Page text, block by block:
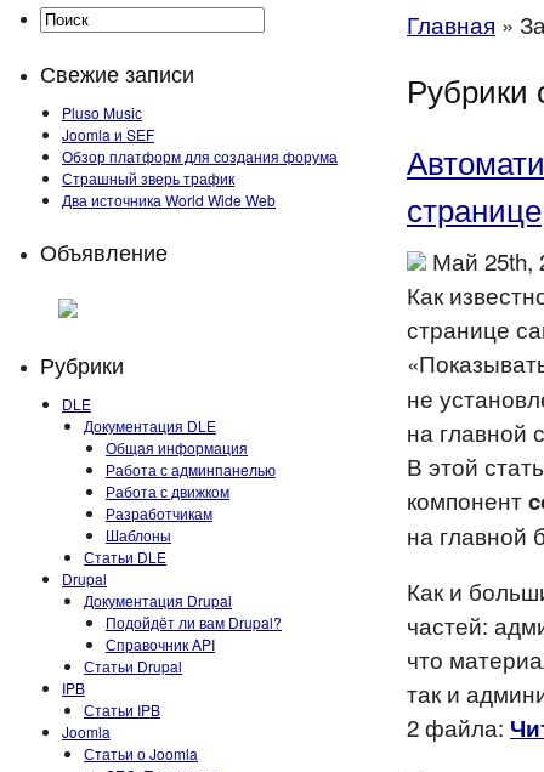
Свежие записи
Pluso Musiс
Joomla и SEF
Обзор платформ для создания форума
Страшный зверь трафик
Два источника World Wide Web
Объявление
Рубрики
DLE
Документация DLE
Общая информация
Работа с админпанелью
Работа с движком
Разработчикам
Шаблоны
Статьи DLE
Drupal
Документация Drupal
Подойдёт ли вам Drupal?
Справочник API
Статьи Drupal
IPB
Статьи IPB
Joomla
Статьи о Joomla
Главная »
Рубрики
странице
Май 25th,
Как
странице
не
на главной
В этой
компонент
на главной
Как и
частей:
что
так и
2 файла: